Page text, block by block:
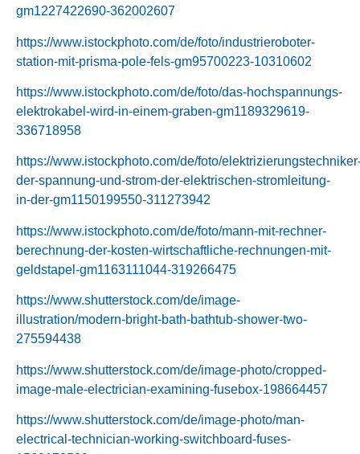
gm1227422690-362002607
https://www.istockphoto.com/de/foto/industrieroboter-
station-mit-prisma-pole-fels-gm95700223-10310602
https://www.istockphoto.com/de/foto/das-hochspannungs-
elektrokabel-wird-in-einem-graben-gm1189329619-
336718958
https://www.istockphoto.com/de/foto/
der-spannung-und-strom-der-elektrischen-stromleitung-
in-der-gm1150199550-311273942
https://www.istockphoto.com/de/foto/mann-mit-rechner-
berechnung-der-kosten-wirtschaftliche-rechnungen-mit-
geldstapel-gm1163111044-319266475
https://www.shutterstock.com/de/image-
illustration/modern-bright-bath-bathtub-shower-two-
275594438
https://www.shutterstock.com/de/image-photo/cropped-
image-male-electrician-examining-fusebox-198664457
https://www.shutterstock.com/de/image-photo/man-
electrical-technician-working-switchboard-fuses-